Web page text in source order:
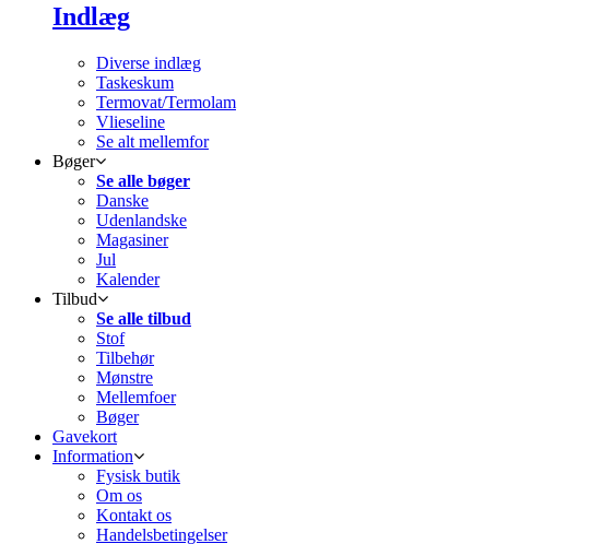
Indlæg
Diverse indlæg
Taskeskum
Termovat/Termolam
Vlieseline
Se alt mellemfor
Bøger
Se alle bøger
Danske
Udenlandske
Magasiner
Jul
Kalender
Tilbud
Se alle tilbud
Stof
Tilbehør
Mønstre
Mellemfoer
Bøger
Gavekort
Information
Fysisk butik
Om os
Kontakt os
Handelsbetingelser